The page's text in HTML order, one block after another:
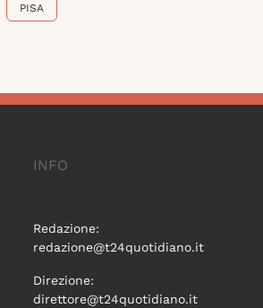
PISA
INFO
Redazione:
redazione@t24quotidiano.it
Direzione:
direttore@t24quotidiano.it